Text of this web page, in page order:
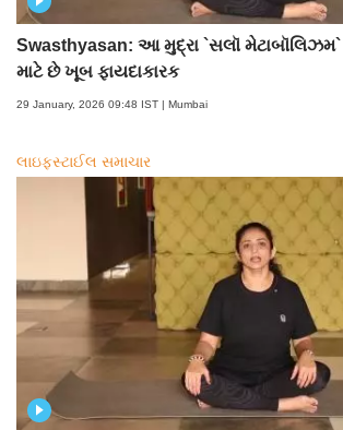
Swasthyasan: આ મુદ્રા `સલૉ
માટે છે ખૂબ ફાયદાકારક
29 January, 2026 09:48 IST | Mumbai
લાઇફસ્ટાઈલ સમાચાર